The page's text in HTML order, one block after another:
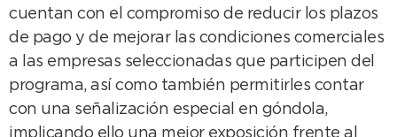
cuentan con el compromiso de reducir los plazos
de pago y de mejorar las condiciones comerciales
a las empresas seleccionadas que participen del
programa, así como también permitirles contar
con una señalización especial en góndola,
implicando ello una mejor exposición frente al